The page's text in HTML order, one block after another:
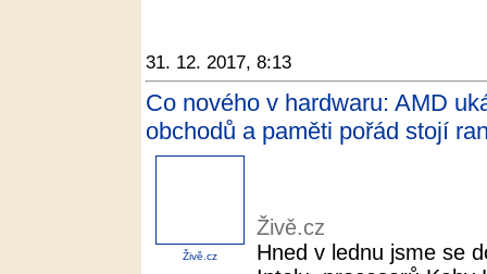
31. 12. 2017, 8:13
Co nového v hardwaru: AMD
obchodů a paměti pořád stojí
Živě.cz
Živě.cz
Hned v lednu jsme se